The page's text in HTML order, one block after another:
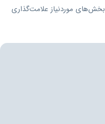
بخش‌های موردنیاز علامت‌گذاری